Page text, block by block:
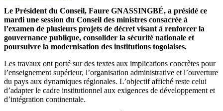
Le Président du Conseil, Faure GNASSINGBÉ, a présidé ce
mardi une session du Conseil des ministres consacrée à
l’examen de plusieurs projets de décret visant à renforcer la
gouvernance publique, consolider la sécurité nationale et
poursuivre la modernisation des institutions togolaises.
Les travaux ont porté sur des textes aux implications concrètes pour
l’enseignement supérieur, l’organisation administrative et l’ouverture
du pays aux dynamiques régionales. L’objectif affiché reste celui
d’adapter le cadre institutionnel aux exigences de développement et
d’intégration continentale.